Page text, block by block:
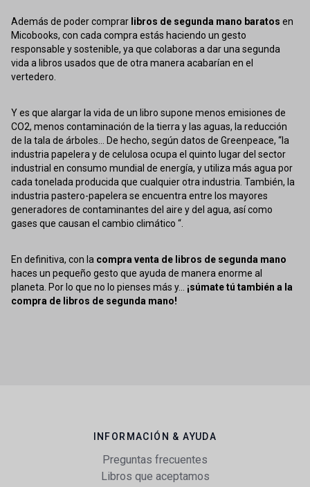
Además de poder comprar libros de segunda mano baratos en
Micobooks, con cada compra estás haciendo un gesto
responsable y sostenible, ya que colaboras a dar una segunda
vida a libros usados que de otra manera acabarían en el
vertedero.
Y es que alargar la vida de un libro supone menos emisiones de
CO2, menos contaminación de la tierra y las aguas, la reducción
de la tala de árboles... De hecho, según datos de Greenpeace, “la
industria papelera y de celulosa ocupa el quinto lugar del sector
industrial en consumo mundial de energía, y utiliza más agua por
cada tonelada producida que cualquier otra industria. También, la
industria pastero-papelera se encuentra entre los mayores
generadores de contaminantes del aire y del agua, así como
gases que causan el cambio climático “.
En definitiva, con la compra venta de libros de segunda mano
haces un pequeño gesto que ayuda de manera enorme al
planeta. Por lo que no lo pienses más y... ¡súmate tú también a la
compra de libros de segunda mano!
INFORMACIÓN & AYUDA
Preguntas frecuentes
Libros que aceptamos